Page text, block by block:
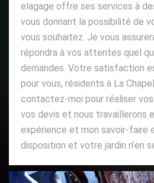
elagage offre ses services à
vous donnant la possibilité de
vous souhaitez. Je vous
répondra à vos attentes quel
demandes. Votre satisfaction
pour vous, résidents à La
contactez-moi pour réaliser
vos devis et nous travaillerons
expérience et mon savoir-faire
disposition et votre jardin n’en